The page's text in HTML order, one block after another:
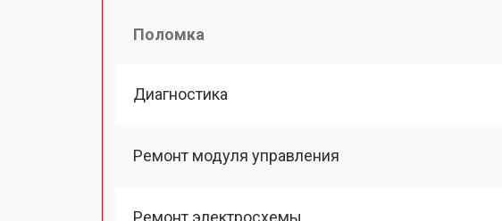
Поломка
Диагностика
Ремонт модуля управления
Ремонт электросхемы